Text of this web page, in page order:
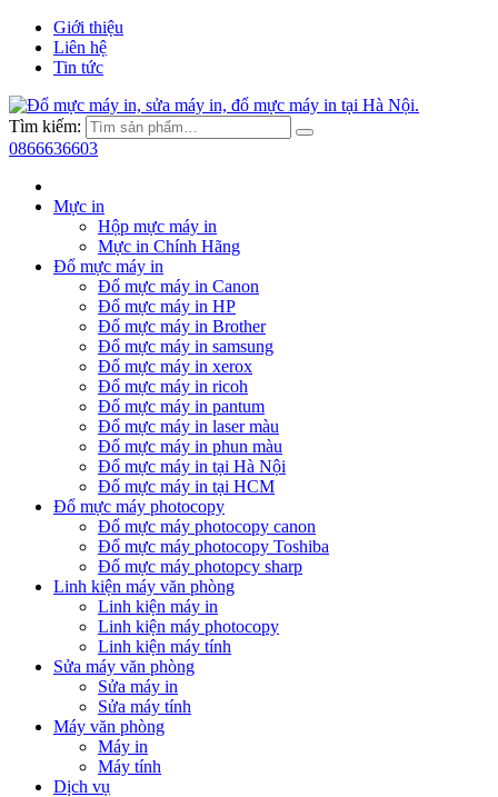
Giới thiệu
Liên hệ
Tin tức
Tìm kiếm:
0866636603
Mực in
Hộp mực máy in
Mực in Chính Hãng
Đổ mực máy in
Đổ mực máy in Canon
Đổ mực máy in HP
Đổ mực máy in Brother
Đổ mực máy in samsung
Đổ mực máy in xerox
Đổ mực máy in ricoh
Đổ mực máy in pantum
Đổ mực máy in laser màu
Đổ mực máy in phun màu
Đổ mực máy in tại Hà Nội
Đổ mực máy in tại HCM
Đổ mực máy photocopy
Đổ mực máy photocopy canon
Đổ mực máy photocopy Toshiba
Đổ mực máy photopcy sharp
Linh kiện máy văn phòng
Linh kiện máy in
Linh kiện máy photocopy
Linh kiện máy tính
Sửa máy văn phòng
Sửa máy in
Sửa máy tính
Máy văn phòng
Máy in
Máy tính
Dịch vụ